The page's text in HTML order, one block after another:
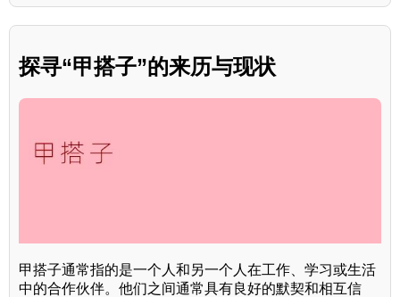
探寻“甲搭子”的来历与现状
甲搭子通常指的是一个人和另一个人在工作、学习或生活
中的合作伙伴。他们之间通常具有良好的默契和相互信